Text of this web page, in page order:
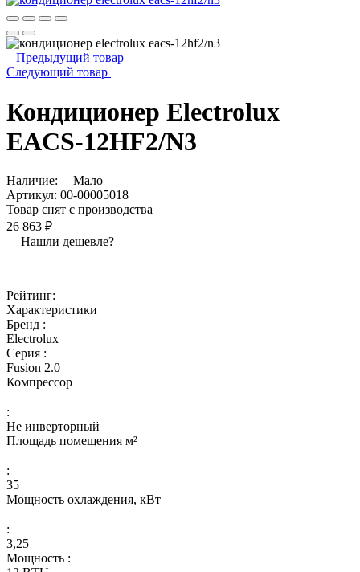
Предыдущий товар
Следующий товар
Кондиционер Electrolux
EACS-12HF2/N3
Наличие:
Мало
Артикул: 00-00005018
Товар снят с производства
26 863 ₽
Нашли дешевле?
Рейтинг:
Характеристики
Бренд :
Electrolux
Серия :
Fusion 2.0
Компрессор
:
Не инверторный
Площадь помещения м²
:
35
Мощность охлаждения, кВт
:
3,25
Мощность :